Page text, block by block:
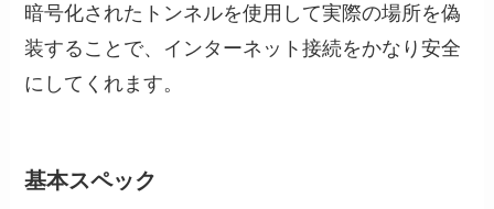
暗号化されたトンネルを使用して実際の場所を偽
装することで、インターネット接続をかなり安全
にしてくれます。
基本スペック